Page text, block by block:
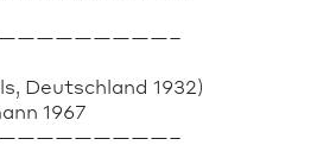
Deutschland 1932)
1967